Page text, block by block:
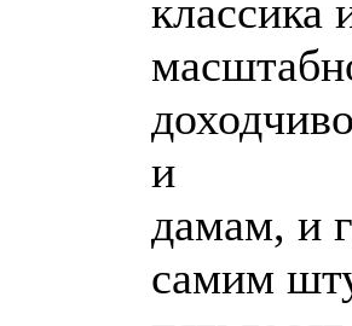
классика
и
дамам, и
самим